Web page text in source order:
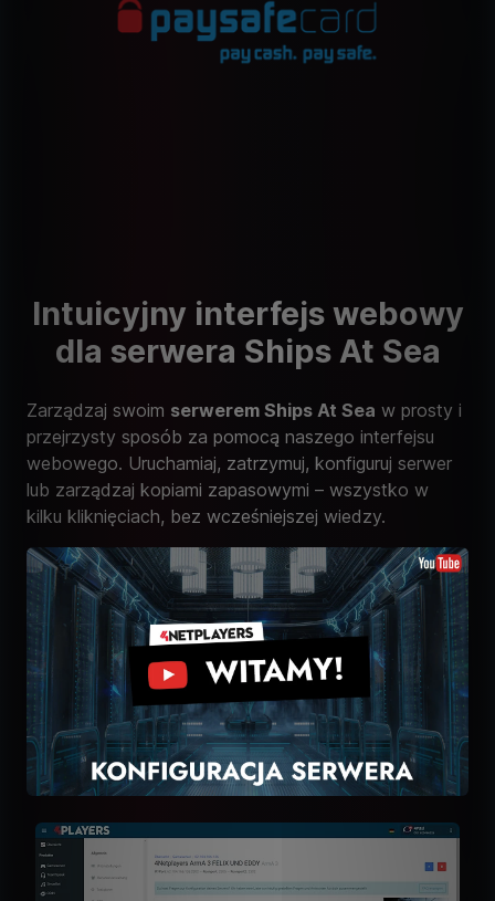
Intuicyjny interfejs webowy
dla serwera Ships At Sea
Zarządzaj swoim serwerem Ships At Sea w prosty i
przejrzysty sposób za pomocą naszego interfejsu
webowego. Uruchamiaj, zatrzymuj, konfiguruj serwer
lub zarządzaj kopiami zapasowymi – wszystko w
kilku kliknięciach, bez wcześniejszej wiedzy.